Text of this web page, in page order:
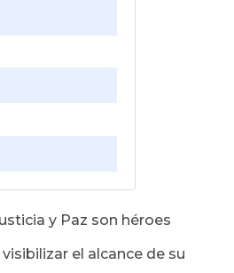
y Paz son héroes
el alcance de su